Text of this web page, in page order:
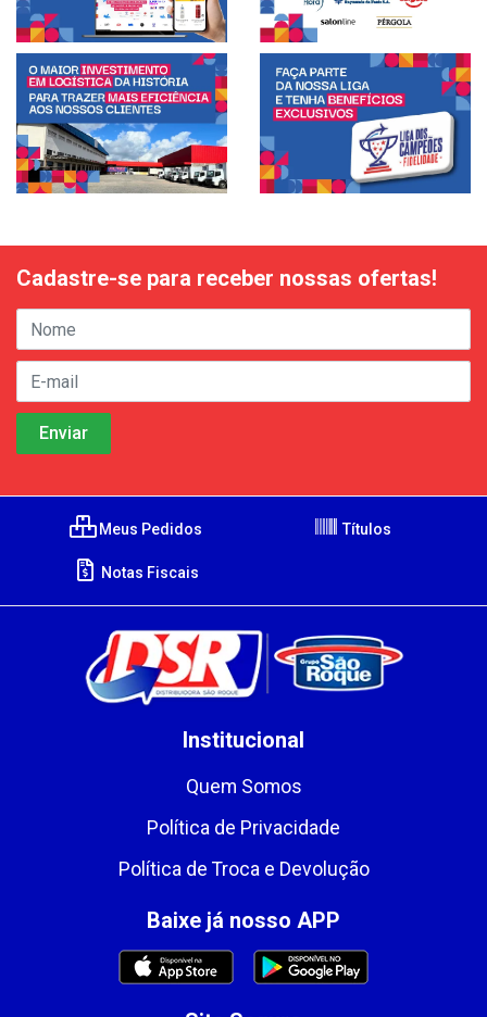
Cadastre-se para receber nossas ofertas!
Meus Pedidos Títulos
Notas Fiscais
Institucional
Quem Somos
Política de Privacidade
Política de Troca e Devolução
Baixe já nosso APP